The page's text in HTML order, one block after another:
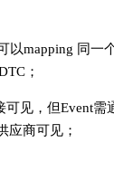
以mapping 同一
；
可见，但Event需
应商可见；